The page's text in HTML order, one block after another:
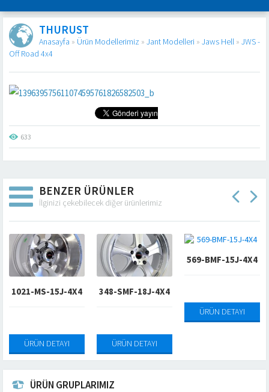
THURUST
Anasayfa » Ürün Modellerimiz » Jant Modelleri » Jaws Hell » JWS -
Off Road 4x4
633
BENZER ÜRÜNLER
İlginizi çekebilecek diğer ürünlerimiz
1021-MS-15J-4X4
ÜRÜN DETAYI
348-SMF-18J-4X4
ÜRÜN DETAYI
569-BMF-15J-4X4
ÜRÜN DETAYI
ÜRÜN GRUPLARIMIZ